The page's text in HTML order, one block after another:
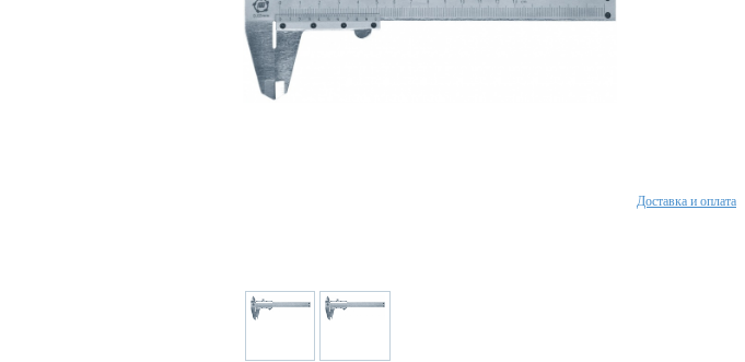
Доставка и оплата